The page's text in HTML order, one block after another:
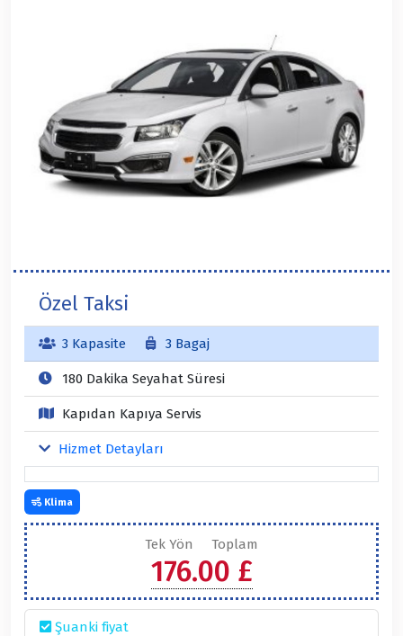
Özel Taksi
3 Kapasite 3 Bagaj
180 Dakika Seyahat Süresi
Kapıdan Kapıya Servis
Hizmet Detayları
Tek Yön Toplam
176.00 £
Şuanki fiyat
Klima